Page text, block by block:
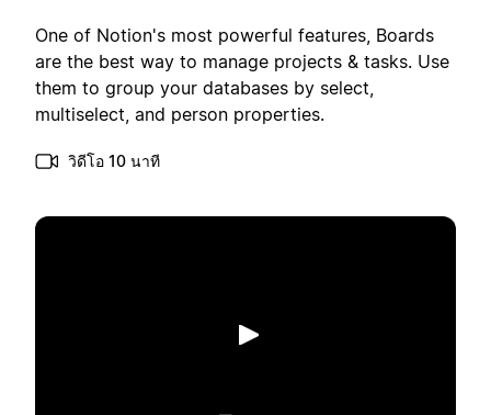
One of Notion's most powerful features, Boards
are the best way to manage projects & tasks. Use
them to group your databases by select,
multiselect, and person properties.
วิดีโอ 10 นาที
เล่น